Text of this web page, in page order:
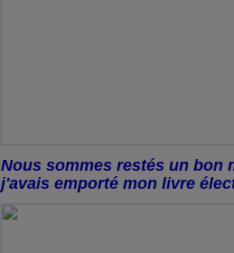
Nous sommes restés un bon
j'avais emporté mon livre